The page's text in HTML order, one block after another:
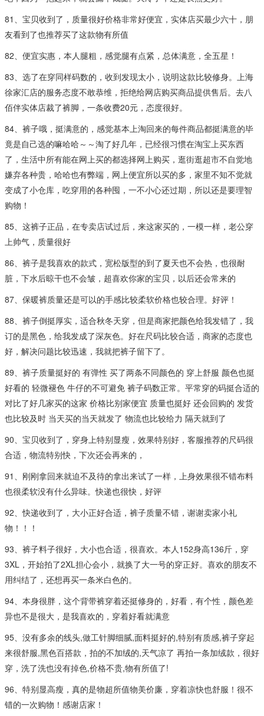
81、宝贝收到了，质量很好价格非常好便宜，实体店买最少六十，朋
友看到了也推荐买了这款物有所值
82、便宜实惠，本人腿粗，感觉腿有点紧，总体满意，全五星！
83、选了在穿同样码数的，收到发现太小，说明这款比较修身。上海
徐家汇店的服务态度不敢恭维，拒绝给网店购买商品提供售后。去八
佰伴实体店裁了裤脚，一条收费20元，态度很好。
84、裤子哦，挺满意的，感觉基本上淘回来的每件商品都挺满意的毕
竟是自己选的嘛哈哈～～淘了好几年，已经很习惯在淘宝上买东西
了，生活中所有能在网上买的都选择网上购买，逛街逛超市不自觉地
嫌弃各种贵，哈哈也有弊端，网上便宜所以买的多，家里不知不觉就
变成了小仓库，吃穿用的各种囤，一不小心还过期，所以还是要理智
购物！
85、这裤子正品，在专卖店试过后，来这家买的，一模一样，老公穿
上帅气，质量很好
86、裤子是我喜欢的款式，宽松版型的到了夏天也不会热，也很耐
脏，下水后晾干也不会皱，超喜欢你家的宝贝，以后还会常来的
87、保暖裤质量还是可以的手感比较柔软价格也较合理。好评！
88、裤子倒挺厚实，适合秋冬天穿，但是商家把颜色给我发错了，我
订的是黑色，给我发成了深灰色。好在尺码比较合适，商家的态度也
好，解决问题比较迅速，我就把裤子留下了。
89、裤子质量挺好的 有弹性 买了两条不同颜色的 穿上舒服 颜色也挺
好看的 轻微褪色 牛仔的不可避免 裤子码数正常。平常穿的码挺合适的
对比了好几家买的这家 价格比别家便宜 质量也挺好 还会回购的 发货
也比较及时 当天买的当天就发了 物流也比较给力 隔天就到了
90、宝贝收到了，穿身上特别显瘦，效果特别好，客服推荐的尺码很
合适，物流特别快，下次还会再来的，
91、刚刚拿回来就迫不及待的拿出来试了一样，上身效果很不错布料
也很柔软没有什么异味。快递也很快，好评
92、快递收到了，大小正好合适，裤子质量不错，谢谢卖家小礼
物！！！
93、裤子料子很好，大小也合适，很喜欢。本人152身高136斤，穿
3XL，开始拍了2XL担心会小，就换了大一号的穿正好。喜欢的朋友不
用纠结了，还想再买一条米白色的。
94、本身很胖，这个背带裤穿着还挺修身的，好看，有个性，颜色差
异也不是很大，是我喜欢的，穿着好看就满意
95、没有多余的线头,做工针脚细腻,面料挺好的,特别有质感,裤子穿起
来很舒服,黑色百搭款，拍的不加绒的,天气凉了 再拍一条加绒款，很好
穿，洗了洗也没有掉色,价格不贵,物有所值了!
96、特别显高瘦，真的是物超所值物美价廉，穿着凉快也舒服！很不
错的一次购物！感谢店家！